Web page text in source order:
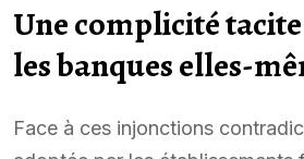
Une complicité
les banques elles-
Face à ces injonctions